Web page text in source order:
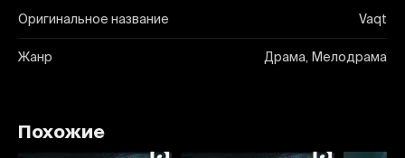
Оригинальное название Vaqt
Жанр Драма, Мелодрама
Похожие